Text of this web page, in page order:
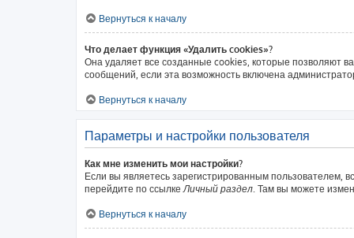
Вернуться к началу
Что делает функция «Удалить cookies»?
Она удаляет все созданные cookies, которые позволяют
сообщений, если эта возможность включена
Вернуться к началу
Параметры и настройки пользователя
Как мне изменить мои настройки?
Если вы являетесь зарегистрированным пользователем,
перейдите по ссылкеЛичный раздел. Там вы можете
Вернуться к началу